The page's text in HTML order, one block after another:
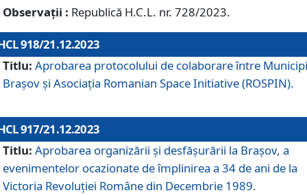
Observații : Republică H.C.L. nr. 728/2023.
918/21.12.2023
Titlu: Aprobarea protocolului de colaborare între
Brașov și Asociația Romanian Space Initiative (ROSPIN).
917/21.12.2023
Titlu: Aprobarea organizării şi desfăşurării la Braşov, a
evenimentelor ocazionate de împlinirea a 34 de ani de la
Victoria Revoluţiei Române din Decembrie 1989.